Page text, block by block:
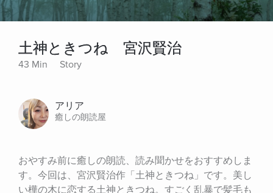
土神ときつね 宮沢賢治
43 Min Story
アリア
癒しの朗読屋
おやすみ前に癒しの朗読、読み聞かせをおすすめしま
す。今回は、宮沢賢治作「土神ときつね」です。美し
い樺の木に恋する土神ときつね。すごく乱暴で髪毛も